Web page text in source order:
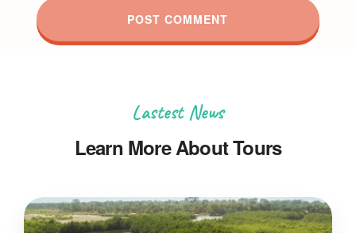
Lastest News
Learn More About Tours